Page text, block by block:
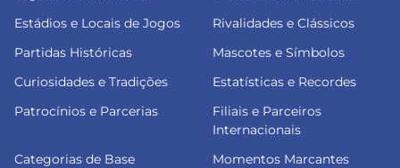
Estádios e Locais de Jogos
Rivalidades e Clássicos
Partidas Históricas
Mascotes e Símbolos
Curiosidades e Tradições
Estatísticas e Recordes
Patrocínios e Parcerias
Filiais e Parceiros
Internacionais
Categorias de Base
Momentos Marcantes